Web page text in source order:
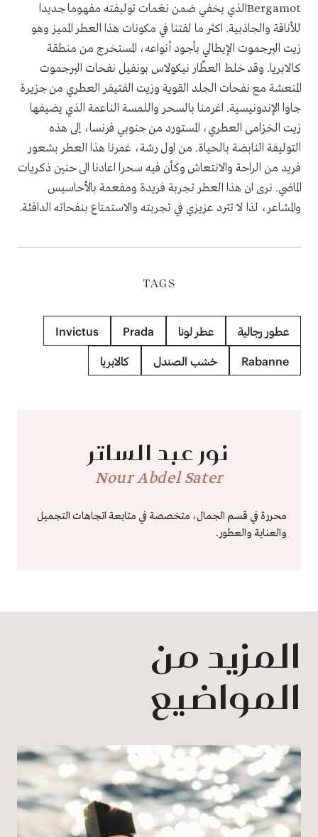
Bergamotالذي يخفي ضمن نغمات توليفته مفهوما جديدا
للأناقة والجاذبية. اكثر ما لفتنا في مكونات هذا العطر المميز وهو
زيت البرجموت الإيطالي بأجود أنواعه، المستخرج من منطقة
كالابريا. وقد خلط العطّار نيكولاس بونفيل نفحات البرجموت
المنعشة مع نفحات الجلد القوية وزيت الفتيفر العطري من جزيرة
جاوا الإندونيسية. اغرمنا بالسحر واللمسة الناعمة الذي يضيفها
زيت الخزامى العطري، المستورد من جنوبي فرنسا، إلى هذه
التوليفة النابضة بالحياة. من اول رشة، غمرنا هذا العطر بشعور
فريد من الراحة والانتعاش وكأن فيه سحرا اعادنا الى حنين ذكريات
الماضي. نرى ان هذا العطر تجربة فريدة ومفعمة بالأحاسيس
والمشاعر، لذا لا تترد عزيزي في تجربته والاستمتاع بنفحاته الدافئة.
TAGS
عطور رجالية عطر لونا Prada
Invictus
Rabanne خشب الصندل كالابريا
نور عبد الساتر
Nour Abdel Sater
محررة في قسم الجمال، متخصصة في متابعة اتجاهات التجميل
والعناية والعطور.
المزيد من
المواضيع